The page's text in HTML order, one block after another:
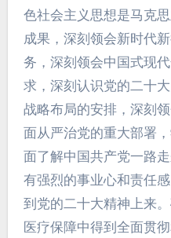
色社会主义思想是马克
成果，深刻领会新时代
务，深刻领会中国式现
求，深刻认识党的二十
战略布局的安排，深刻
面从严治党的重大部署
面了解中国共产党一路
有强烈的事业心和责任
到党的二十大精神上来
医疗保障中得到全面贯